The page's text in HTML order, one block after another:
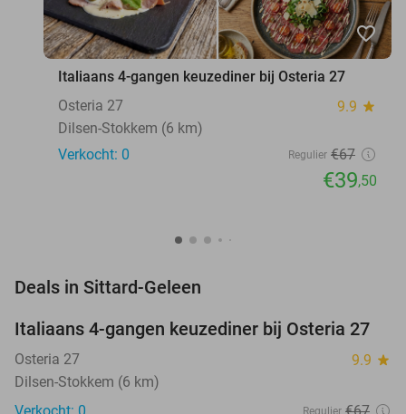
favorite_border
Italiaans 4-gangen keuzediner bij Osteria 27
Osteria 27
9.9 star
Dilsen-Stokkem (6 km)
Verkocht: 0
Regulier €67
€39,50
Deals in Sittard-Geleen
41%
TODAY
Italiaans 4-gangen keuzediner bij Osteria 27
Osteria 27 9.9 star
Dilsen-Stokkem (6 km)
Regulier